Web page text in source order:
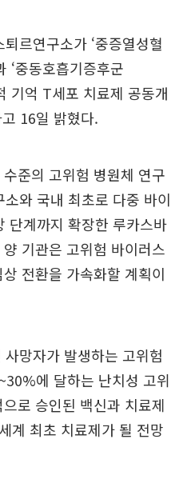
르연구소가 ‘중증열성혈
‘중동호흡기증후군
기억 T세포 치료제 공동개
16일 밝혔다.
준의 고위험 병원체 연구
와 국내 최초로 다중 바이
단계까지 확장한 루카스바
기관은 고위험 바이러스
전환을 가속화할 계획이
망자가 발생하는 고위험
에 달하는 난치성 고위
로 승인된 백신과 치료제
계 최초 치료제가 될 전망